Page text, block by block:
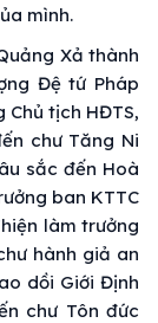
mình.
Xả thành
Đệ tứ Pháp
tịch HĐTS,
chư Tăng Ni
sắc đến Hoà
ban KTTC
làm trưởng
hành giả an
dồi Giới Định
chư Tôn đức